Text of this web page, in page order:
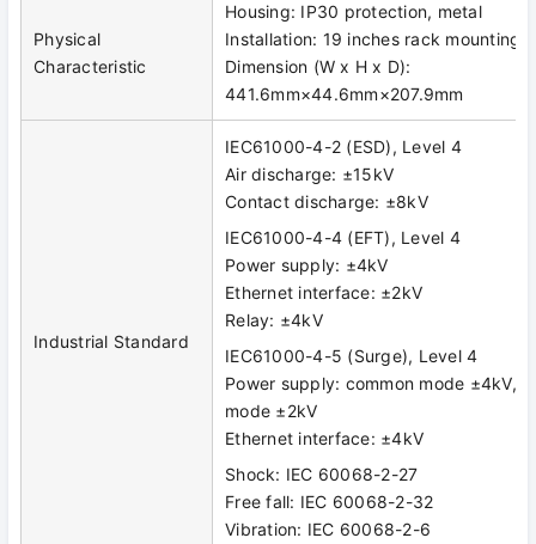
Physical
Characteristic
Housing: IP30 protection, metal
Installation: 19 inches rack mounting
Dimension (W x H x D):
441.6mm×44.6mm×207.9mm
Industrial Standard
IEC61000-4-2 (ESD), Level 4
Air discharge: ±15kV
Contact discharge: ±8kV
IEC61000-4-4 (EFT), Level 4
Power supply: ±4kV
Ethernet interface: ±2kV
Relay: ±4kV
IEC61000-4-5 (Surge), Level 4
Power supply: common mode ±4kV,
mode ±2kV
Ethernet interface: ±4kV
Shock: IEC 60068-2-27
Free fall: IEC 60068-2-32
Vibration: IEC 60068-2-6